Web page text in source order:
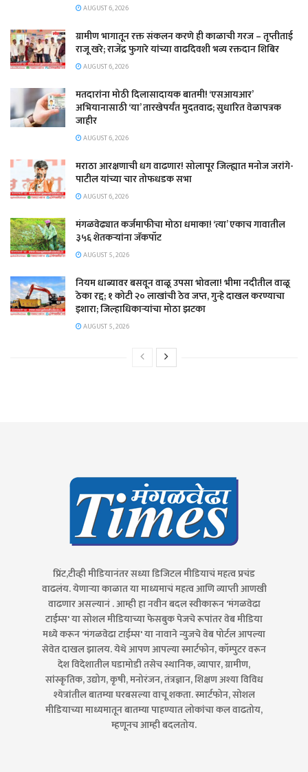
AUGUST 6, 2026
ग्रामीण भागातून रक्त संकलन करणे ही काळाची गरज – तृप्तीताई
राजू खरे; राजेंद्र फुगारे यांच्या वाढदिवशी भव्य रक्तदान शिबिर
AUGUST 6, 2026
मतदारांना मोठी दिलासादायक बातमी! ‘एसआयआर’
अभियानासाठी ‘या’ तारखेपर्यंत मुदतवाढ; सुधारित वेळापत्रक
जाहीर
AUGUST 6, 2026
मराठा आरक्षणाची धग वाढणार! सोलापूर जिल्ह्यात मनोज जरांगे-
पाटील यांच्या चार तोफधडक सभा
AUGUST 6, 2026
मंगळवेढ्यात कर्जमाफीचा मोठा धमाका! ‘त्या’ एकाच गावातील
३५६ शेतकऱ्यांना जॅकपॉट
AUGUST 5, 2026
नियम धाब्यावर बसवून वाळू उपसा भोवला! भीमा नदीतील वाळू
ठेका रद्द; १ कोटी २० लाखांची ठेव जप्त, गुन्हे दाखल करण्याचा
इशारा; जिल्हाधिकाऱ्यांचा मोठा झटका
AUGUST 5, 2026
प्रिंट,टीव्ही मीडियानंतर सध्या डिजिटल मीडियाचं महत्व प्रचंड
वाढलंय. येणाऱ्या काळात या माध्यमाचं महत्व आणि व्याप्ती आणखी
वाढणार असल्यानं . आम्ही हा नवीन बदल स्वीकारून 'मंगळवेढा
टाईम्स' या सोशल मीडियाच्या फेसबुक पेजचे रूपांतर वेब मीडिया
मध्ये करून 'मंगळवेढा टाईम्स' या नावाने न्युजचे वेब पोर्टल आपल्या
सेवेत दाखल झालय. येथे आपण आपल्या स्मार्टफोन, कॉम्पुटर वरून
देश विदेशातील घडामोडी तसेच स्थानिक, व्यापार, ग्रामीण,
सांस्कृतिक, उद्योग, कृषी, मनोरंजन, तंत्रज्ञान, शिक्षण अश्या विविध
श्येत्रांतील बातम्या घरबसल्या वाचू शकता. स्मार्टफोन, सोशल
मीडियाच्या माध्यमातून बातम्या पाहण्यात लोकांचा कल वाढतोय,
म्हणूनच आम्ही बदलतोय.